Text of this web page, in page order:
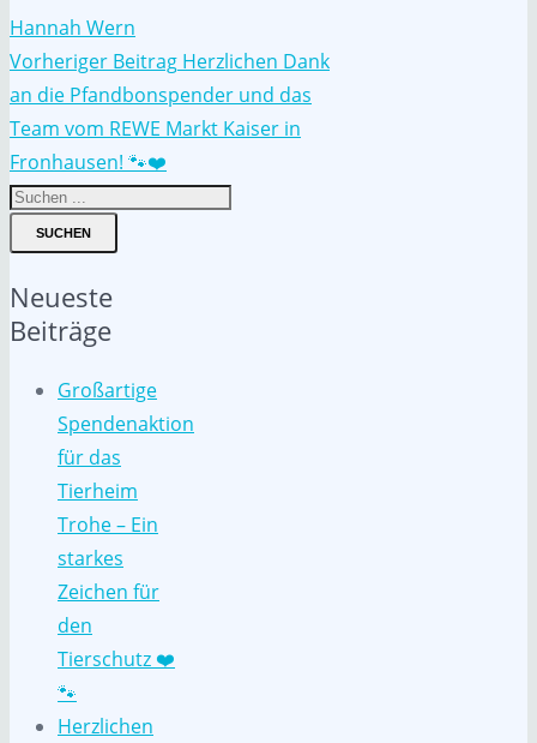
Hannah Wern
Vorheriger Beitrag Herzlichen Dank
an die Pfandbonspender und das
Team vom REWE Markt Kaiser in
Fronhausen! 🐾❤️
SUCHEN
Neueste
Beiträge
Großartige
Spendenaktion
für das
Tierheim
Trohe – Ein
starkes
Zeichen für
den
Tierschutz ❤️
🐾
Herzlichen